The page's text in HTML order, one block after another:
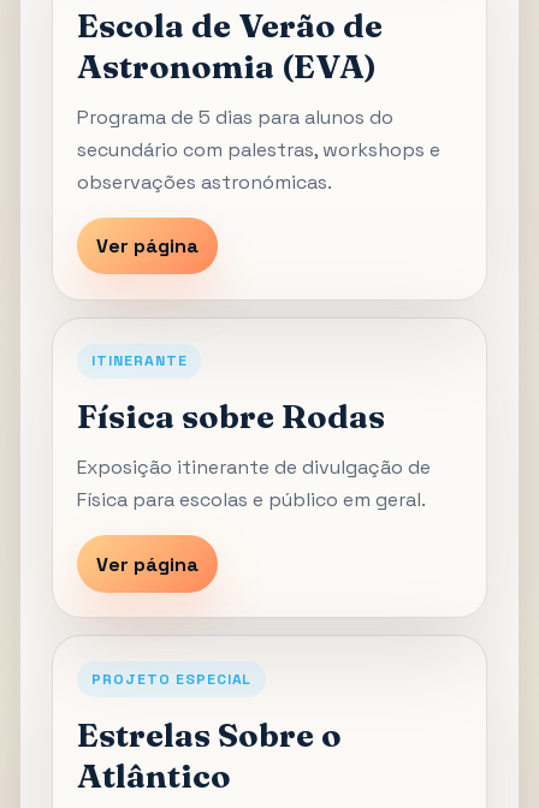
Escola de Verão de
Astronomia (EVA)
Programa de 5 dias para alunos do
secundário com palestras, workshops e
observações astronómicas.
Ver página
ITINERANTE
Física sobre Rodas
Exposição itinerante de divulgação de
Física para escolas e público em geral.
Ver página
PROJETO ESPECIAL
Estrelas Sobre o
Atlântico